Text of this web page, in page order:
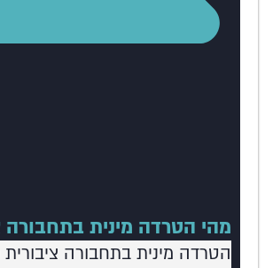
מהי הטרדה מינית בתחבורה
הטרדה מינית בתחבורה ציבורית